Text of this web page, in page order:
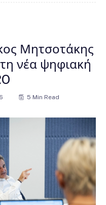
Μητσοτάκης
νέα ψηφιακή
5 Min Read